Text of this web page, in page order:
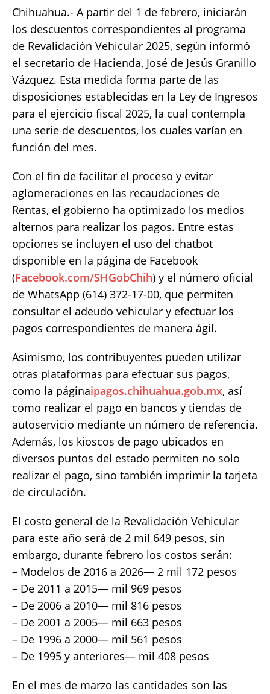
c
e
b
o
o
k
it
te
r
ai
l
at
s
A
p
p
p
y
Li
n
k
a
re
Chihuahua.- A partir del 1 de febrero, iniciarán
los descuentos correspondientes al programa
de Revalidación Vehicular 2025, según informó
el secretario de Hacienda, José de Jesús Granillo
Vázquez. Esta medida forma parte de las
disposiciones establecidas en la Ley de Ingresos
para el ejercicio fiscal 2025, la cual contempla
una serie de descuentos, los cuales varían en
función del mes.
Con el fin de facilitar el proceso y evitar
aglomeraciones en las recaudaciones de
Rentas, el gobierno ha optimizado los medios
alternos para realizar los pagos. Entre estas
opciones se incluyen el uso del chatbot
disponible en la página de Facebook
(Facebook.com/SHGobChih) y el número oficial
de WhatsApp (614) 372-17-00, que permiten
consultar el adeudo vehicular y efectuar los
pagos correspondientes de manera ágil.
Asimismo, los contribuyentes pueden utilizar
otras plataformas para efectuar sus pagos,
como la páginaipagos.chihuahua.gob.mx, así
como realizar el pago en bancos y tiendas de
autoservicio mediante un número de referencia.
Además, los kioscos de pago ubicados en
diversos puntos del estado permiten no solo
realizar el pago, sino también imprimir la tarjeta
de circulación.
El costo general de la Revalidación Vehicular
para este año será de 2 mil 649 pesos, sin
embargo, durante febrero los costos serán:
– Modelos de 2016 a 2026— 2 mil 172 pesos
– De 2011 a 2015— mil 969 pesos
– De 2006 a 2010— mil 816 pesos
– De 2001 a 2005— mil 663 pesos
– De 1996 a 2000— mil 561 pesos
– De 1995 y anteriores— mil 408 pesos
En el mes de marzo las cantidades son las